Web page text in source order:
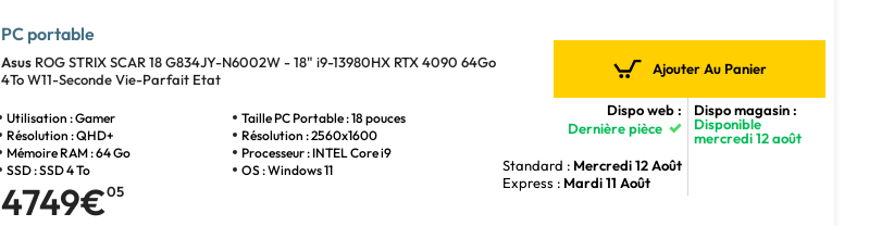
PC portable
Asus ROG STRIX SCAR 18 G834JY-N6002W - 18" i9-13980HX RTX 4090 64Go
4To W11-Seconde Vie-Parfait Etat
Utilisation : Gamer
Taille PC Portable : 18 pouces
Résolution : QHD+
Résolution : 2560x1600
Mémoire RAM : 64 Go
Processeur : INTEL Core i9
SSD : SSD 4 To
OS : Windows 11
4749€05
Ajouter Au Panier
Dispo web :
Dernière pièce
Standard : Mercredi 12 Août
Express : Mardi 11 Août
Dispo magasin :
Disponible
mercredi 12 août